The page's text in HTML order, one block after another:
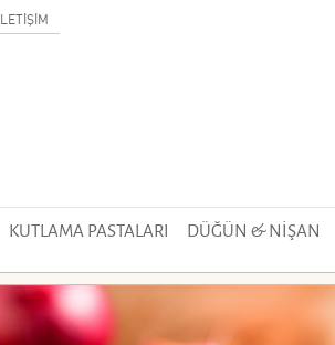
İLETİŞİM
KUTLAMA PASTALARI DÜĞÜN & NİŞAN